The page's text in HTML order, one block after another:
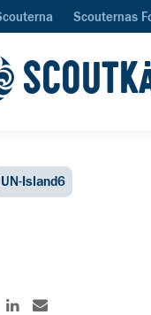
Scouternas
UN-Island6
på X
Dela på Linkedin
Dela med E-post